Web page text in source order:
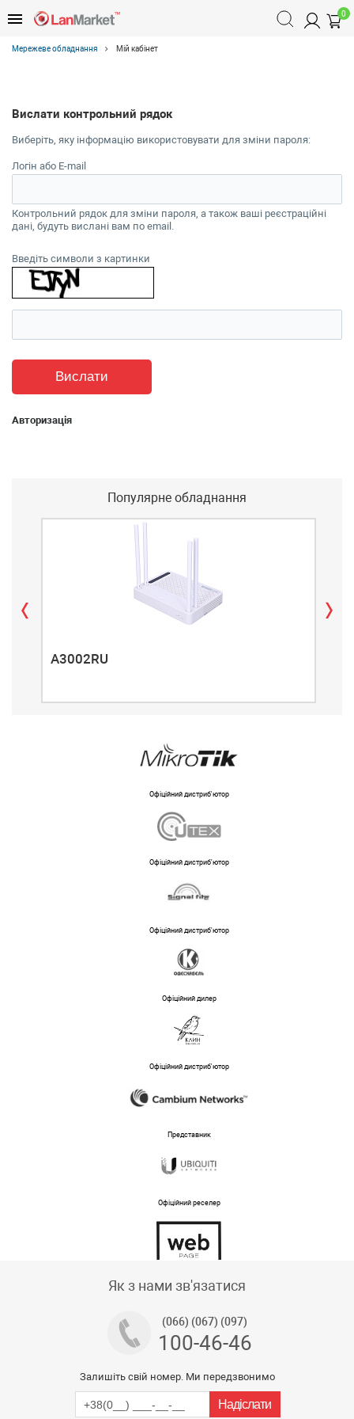
0
Мережеве обладнання Мій кабінет
Вислати контрольний рядок
Виберіть, яку інформацію використовувати для зміни пароля:
Логін або E-mail
Контрольний рядок для зміни пароля, а також ваші реєстраційні
дані, будуть вислані вам по email.
Введіть символи з картинки
Авторизація
Популярне обладнання
A3002RU
Офіційний дистриб'ютор
Офіційний дистриб'ютор
Офіційний дистриб'ютор
Офіційний дилер
Офіційний дистриб'ютор
Представник
Офіційний реселер
Як з нами зв'язатися
(066) (067) (097)
100-46-46
Залишіть свій номер. Ми передзвонимо